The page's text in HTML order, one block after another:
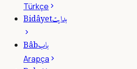
Türkçe
Bidâyetبدايت
Bâbباب
Arapça